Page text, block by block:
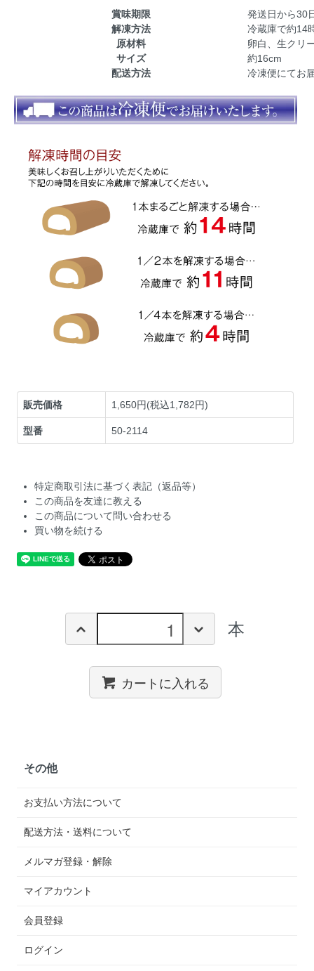
賞味期限
発送日から30
解凍方法
冷蔵庫で約14
原材料
卵白、生クリ
サイズ
約16cm
配送方法
冷凍便にてお
販売価格 1,650円(税込1,782円)
型番 50-2114
特定商取引法に基づく表記（返品等）
この商品を友達に教える
この商品について問い合わせる
買い物を続ける
本
カートに入れる
その他
お支払い方法について
配送方法・送料について
メルマガ登録・解除
マイアカウント
会員登録
ログイン